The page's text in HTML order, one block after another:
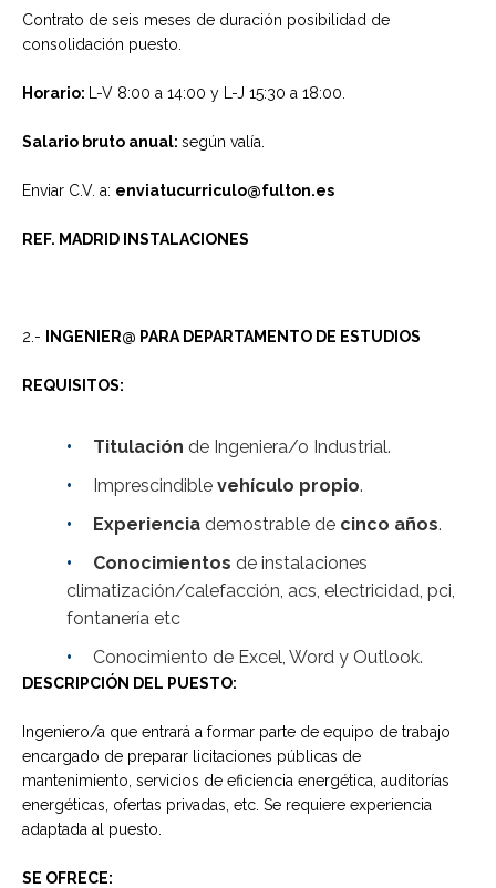
Contrato de seis meses de duración posibilidad de
consolidación puesto.
Horario: L-V 8:00 a 14:00 y L-J 15:30 a 18:00.
Salario bruto anual: según valía.
Enviar C.V. a: enviatucurriculo@fulton.es
REF. MADRID INSTALACIONES
2.- INGENIER@ PARA DEPARTAMENTO DE ESTUDIOS
REQUISITOS:
Titulación de Ingeniera/o Industrial.
Imprescindible vehículo propio.
Experiencia demostrable de cinco años.
Conocimientos de instalaciones
climatización/calefacción, acs, electricidad, pci,
fontanería etc
Conocimiento de Excel, Word y Outlook.
DESCRIPCIÓN DEL PUESTO:
Ingeniero/a que entrará a formar parte de equipo de trabajo
encargado de preparar licitaciones públicas de
mantenimiento, servicios de eficiencia energética, auditorías
energéticas, ofertas privadas, etc. Se requiere experiencia
adaptada al puesto.
SE OFRECE: